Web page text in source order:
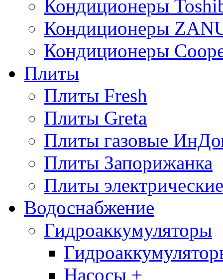
Кондиционеры
Кондиционеры
Кондиционеры
Плиты
Плиты Fresh
Плиты Greta
Плиты газовые
Плиты Запорижанка
Плиты
Водоснабжение
Гидроаккумуляторы
Насосы +